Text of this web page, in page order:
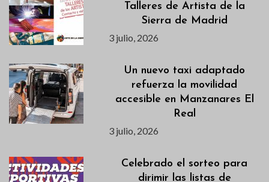
Talleres de Artista de la
Sierra de Madrid
3 julio, 2026
Un nuevo taxi adaptado
refuerza la movilidad
accesible en Manzanares El
Real
3 julio, 2026
Celebrado el sorteo para
dirimir las listas de